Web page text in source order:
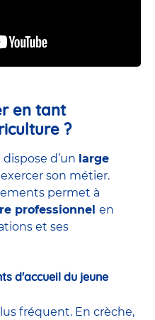
en tant
?
d’un large
son métier.
permet à
professionnel en
et ses
d'accueil du jeune
fréquent. En crèche,